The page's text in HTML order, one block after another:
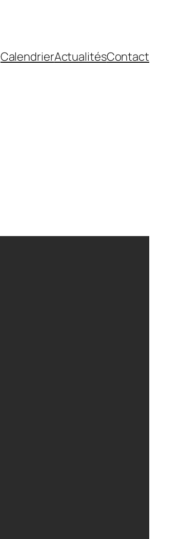
CalendrierActualitésContact